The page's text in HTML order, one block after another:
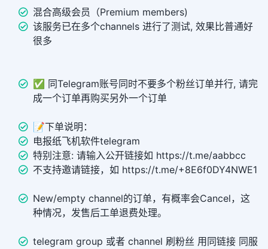
混合高级会员（Premium members)
该服务已在多个channels 进行了测试, 效果比普通好
很多
✅ 同Telegram账号同时不要多个粉丝订单并行, 请完
成一个订单再购买另外一个订单
📝下单说明：
电报纸飞机软件telegram
特别注意: 请输入公开链接如 https://t.me/aabbcc
不支持邀请链接，如 https://t.me/+8E6f0DY4NWE1
New/empty channel的订单，有概率会Cancel，这
种情况，发售后工单退费处理。
telegram group 或者 channel 刷粉丝 用同链接 同服